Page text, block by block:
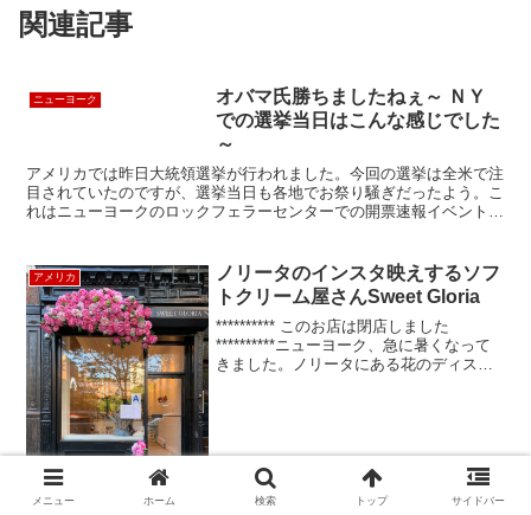
関連記事
ニューヨーク
オバマ氏勝ちましたねぇ～ ＮＹ
での選挙当日はこんな感じでした
～
アメリカでは昨日大統領選挙が行われました。今回の選挙は全米で注
目されていたのですが、選挙当日も各地でお祭り騒ぎだったよう。こ
れはニューヨークのロックフェラーセンターでの開票速報イベントの
アメリカ
ノリータのインスタ映えするソフ
トクリーム屋さんSweet Gloria
********** このお店は閉店しました
**********ニューヨーク、急に暑くなって
きました。ノリータにある花のディスプ
メニュー ホーム 検索 トップ サイドバー